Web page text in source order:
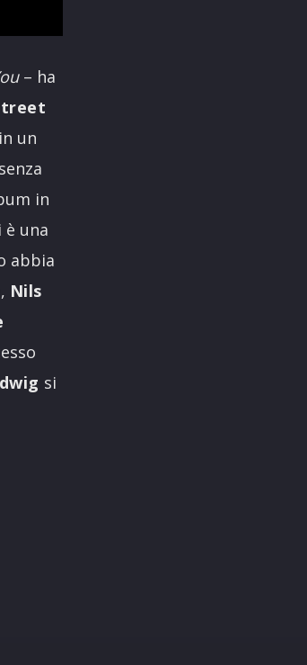
– ha
un
in
una
abbia
, Nils
si